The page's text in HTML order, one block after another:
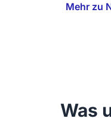
Mehr zu
Was